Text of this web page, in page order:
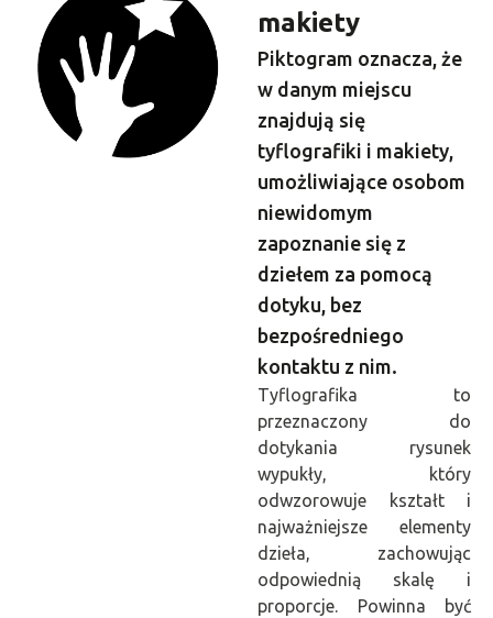
makiety
Piktogram oznacza, że
w danym miejscu
znajdują się
tyflografiki i makiety,
umożliwiające osobom
niewidomym
zapoznanie się z
dziełem za pomocą
dotyku, bez
bezpośredniego
kontaktu z nim.
Tyflografika to
przeznaczony do
dotykania rysunek
wypukły, który
odwzorowuje kształt i
najważniejsze elementy
dzieła, zachowując
odpowiednią skalę i
proporcje. Powinna być